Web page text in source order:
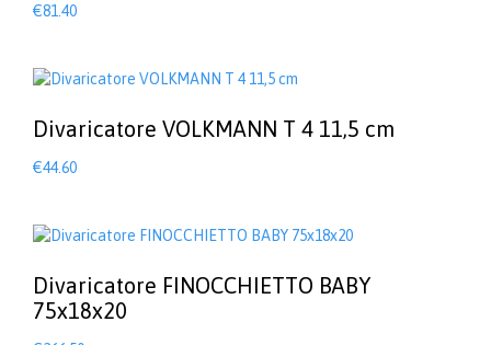
€81.40
Divaricatore VOLKMANN T 4 11,5 cm
€44.60
Divaricatore FINOCCHIETTO BABY
75x18x20